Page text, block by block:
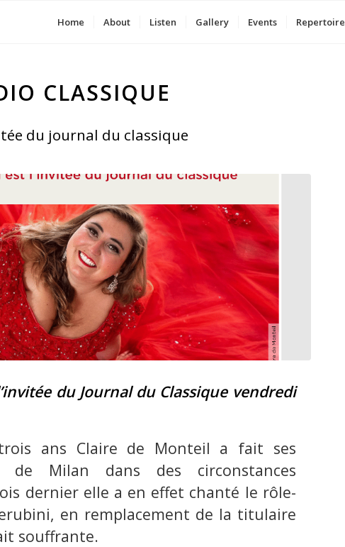
Home About Listen Gallery Events Repertoire
CLASSIQUE
du journal du classique
du Journal du Classique vendredi
ans Claire de Monteil a fait ses
Milan dans des circonstances
dernier elle a en effet chanté le rôle-
en remplacement de la titulaire
souffrante.